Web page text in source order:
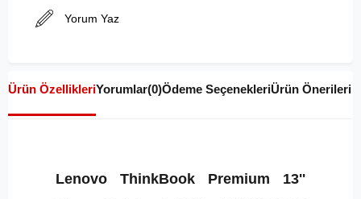
Yorum Yaz
Ürün ÖzellikleriYorumlar(0)Ödeme SeçenekleriÜrün Önerileri
Lenovo ThinkBook Premium 13''